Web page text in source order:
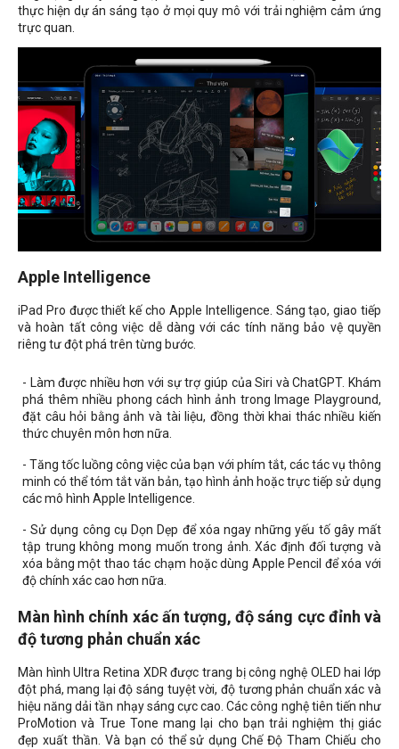
thực hiện dự án sáng tạo ở mọi quy mô với trải nghiệm cảm ứng
trực quan.
Apple Intelligence
iPad Pro được thiết kế cho Apple Intelligence. Sáng tạo, giao tiếp
và hoàn tất công việc dễ dàng với các tính năng bảo vệ quyền
riêng tư đột phá trên từng bước.
- Làm được nhiều hơn với sự trợ giúp của Siri và ChatGPT. Khám
phá thêm nhiều phong cách hình ảnh trong Image Playground,
đặt câu hỏi bằng ảnh và tài liệu, đồng thời khai thác nhiều kiến
thức chuyên môn hơn nữa.
- Tăng tốc luồng công việc của bạn với phím tắt, các tác vụ thông
minh có thể tóm tắt văn bản, tạo hình ảnh hoặc trực tiếp sử dụng
các mô hình Apple Intelligence.
- Sử dụng công cụ Dọn Dẹp để xóa ngay những yếu tố gây mất
tập trung không mong muốn trong ảnh. Xác định đối tượng và
xóa bằng một thao tác chạm hoặc dùng Apple Pencil để xóa với
độ chính xác cao hơn nữa.
Màn hình chính xác ấn tượng, độ sáng cực đỉnh và
độ tương phản chuẩn xác
Màn hình Ultra Retina XDR được trang bị công nghệ OLED hai lớp
đột phá, mang lại độ sáng tuyệt vời, độ tương phản chuẩn xác và
hiệu năng dải tần nhạy sáng cực cao. Các công nghệ tiên tiến như
ProMotion và True Tone mang lại cho bạn trải nghiệm thị giác
đẹp xuất thần. Và bạn có thể sử dụng Chế Độ Tham Chiếu cho